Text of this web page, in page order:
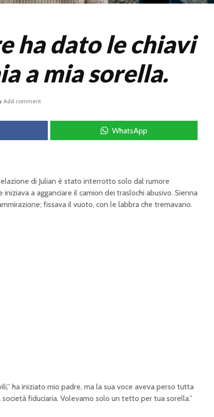
ha dato le chiavi
a mia sorella.
Add comment
WhatsApp
di Julian è stato interrotto solo dal rumore
a agganciare il camion dei traslochi abusivo. Sienna
fissava il vuoto, con le labbra che tremavano.
ha iniziato mio padre, ma la sua voce aveva perso tutta
fiduciaria. Volevamo solo un tetto per tua sorella.”